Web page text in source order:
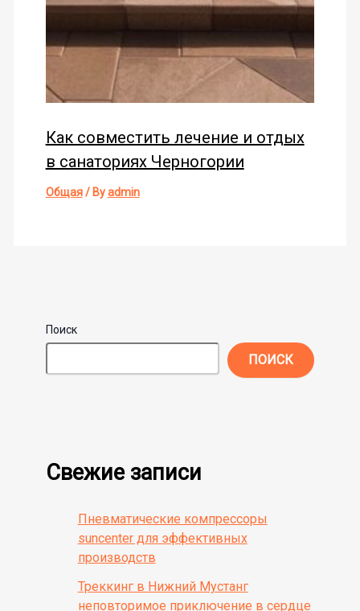
Как совместить лечение и отдых
в санаториях Черногории
Общая/ Byadmin
Поиск
ПОИСК
Свежие записи
Пневматические компрессоры
suncenter для эффективных
производств
Треккинг в Нижний Мустанг
неповторимое приключение в сердце